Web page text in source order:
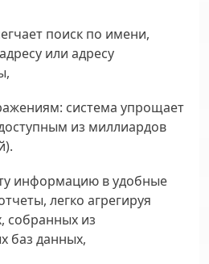
поиск по имени,
или адресу
система упрощает
из миллиардов
информацию в удобные
легко агрегируя
собранных из
баз данных,